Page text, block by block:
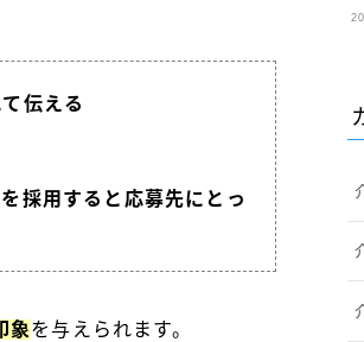
て伝える
採用すると応募先にとっ
象を与えられます。